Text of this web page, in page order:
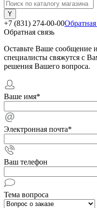
+7 (831) 274-00-00Обратная
Обратная связь
Оставьте Ваше сообщение
специалисты свяжутся с
решения Вашего вопроса.
Ваше имя*
Электронная почта*
Ваш телефон
Тема вопроса